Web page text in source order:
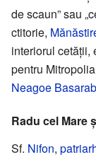
de scaun” sau
ctitorie,
interiorul cetății,
pentru
Neagoe Basarab
Radu cel Mare
Sf. Nifon,